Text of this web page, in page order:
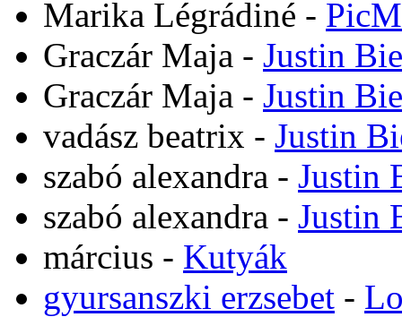
Marika Légrádiné -
Graczár Maja - Justin
Graczár Maja - Justin
vadász beatrix - Justin
szabó alexandra - Justin
szabó alexandra - Justin
március - Kutyák
gyursanszki erzsebet -